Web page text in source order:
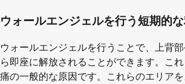
ウォールエンジェルを行う短期的
ウォールエンジェルを行うことで、上背
ら即座に解放されることができます。こ
痛の一般的な原因です。これらのエリア